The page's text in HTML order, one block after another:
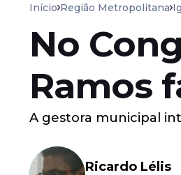
Início Região Metropolitana
No
Ramos
A gestora municipal
Ricardo Lélis